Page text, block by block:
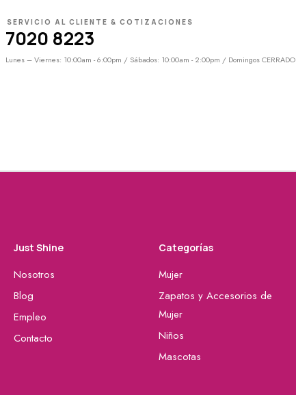
SERVICIO AL CLIENTE & COTIZACIONES
7020 8223
Lunes – Viernes: 10:00am - 6:00pm / Sábados: 10:00am - 2:00pm / Domingos CERRADO
Just Shine
Nosotros
Blog
Empleo
Contacto
Categorías
Mujer
Zapatos y Accesorios de
Mujer
Niños
Mascotas